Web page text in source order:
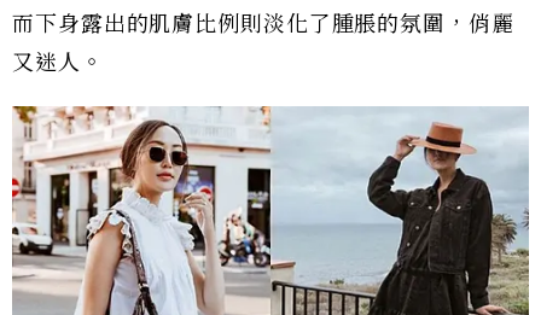
而下身露出的肌膚比例則淡化了腫脹的氛圍，俏麗
又迷人。